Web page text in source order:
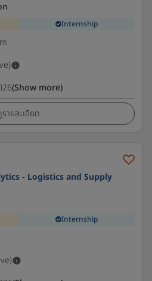
Internship
(Show more)
ายละเอียด
- Logistics and Supply
Internship